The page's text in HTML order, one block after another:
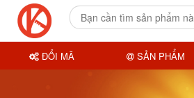
ĐỔI MÃ SẢN PHẨM